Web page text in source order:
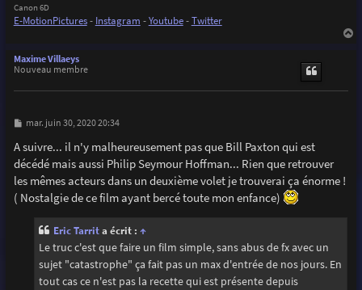
Canon 6D
E-MotionPictures- Instagram -Youtube-Twitter
Maxime Villaeys
Nouveau membre
M
s
s
a
e
mar. juin 30, 2020 20:34
A suivre... il n'y malheureusement pas que Bill Paxton qui est
décédé mais aussi Philip Seymour Hoffman... Rien que retrouver
les mêmes acteurs dans un deuxième volet je trouverai ça énorme !
( Nostalgie de ce film ayant bercé toute mon enfance)
Eric Tarrita écrit : ↑
Le truc c'est que faire un film simple, sans abus de fx avec un
sujet "catastrophe" ça fait pas un max d'entrée de nos jours. En
tout cas ce n'est pas la recette qui est présente depuis